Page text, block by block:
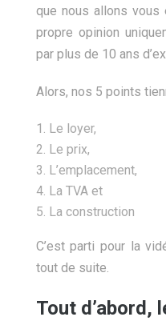
que nous allons vous
propre opinion
par plus de 10 ans
Alors, nos 5 points
Le loyer,
Le prix,
L’emplacement,
La TVA et
La construction
C’est parti pour la
tout de suite.
Tout d’abord,